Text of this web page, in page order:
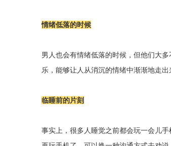
情绪低落的时候
男人也会有情绪低落的时候，但他们大
乐，能够让人从消沉的情绪中渐渐地走出
临睡前的片刻
事实上，很多人睡觉之前都会玩一会儿